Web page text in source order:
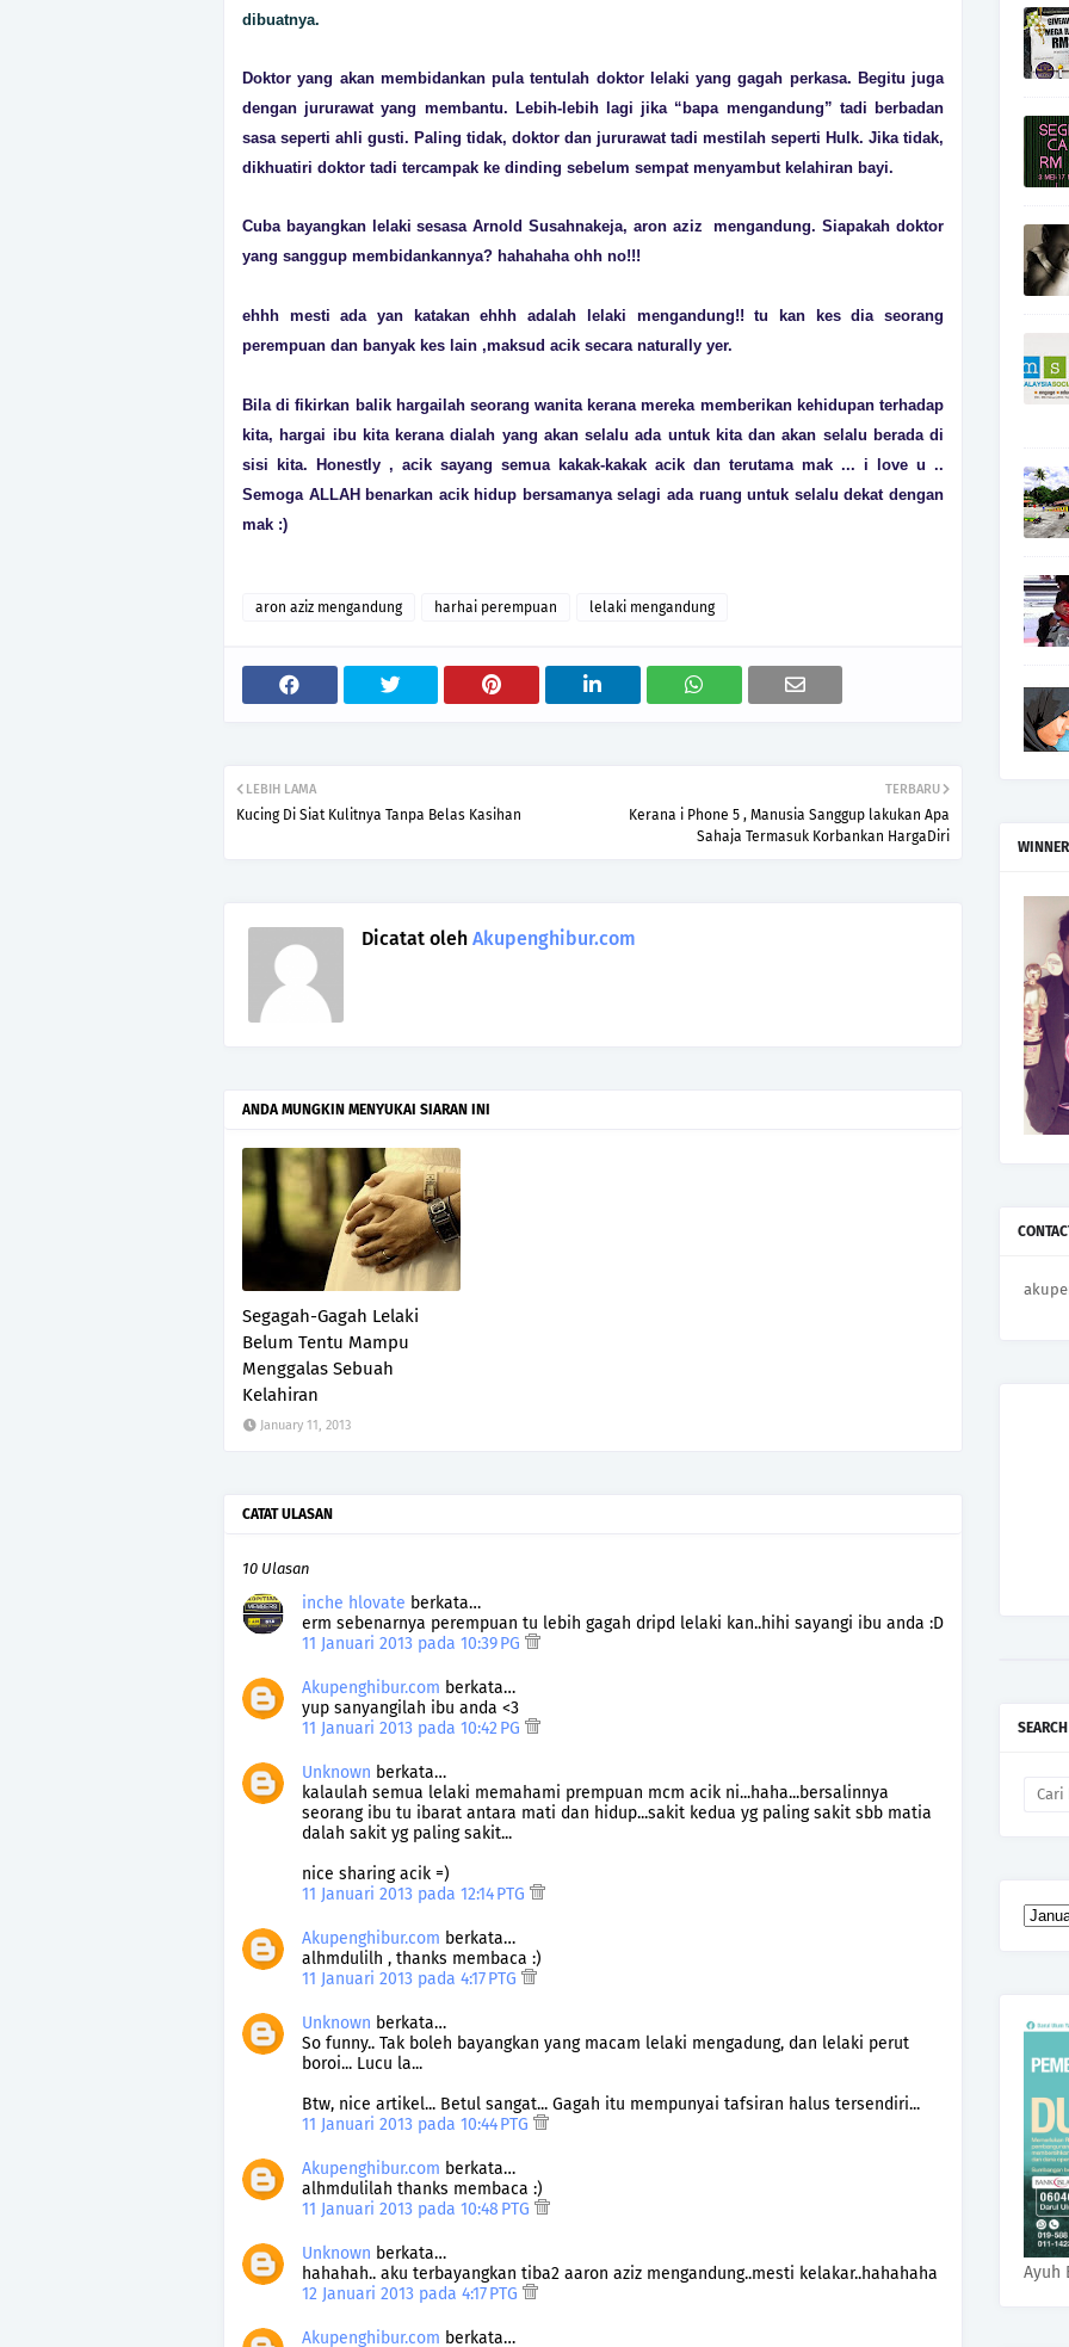
dibuatnya.
Doktor yang akan membidankan pula tentulah doktor lelaki yang gagah perkasa. Begitu juga
dengan jururawat yang membantu. Lebih-lebih lagi jika “bapa mengandung” tadi berbadan
sasa seperti ahli gusti. Paling tidak, doktor dan jururawat tadi mestilah seperti Hulk. Jika tidak,
dikhuatiri doktor tadi tercampak ke dinding sebelum sempat menyambut kelahiran bayi.
Cuba bayangkan lelaki sesasa Arnold Susahnakeja, aron aziz mengandung. Siapakah doktor
yang sanggup membidankannya? hahahaha ohh no!!!
ehhh mesti ada yan katakan ehhh adalah lelaki mengandung!! tu kan kes dia seorang
perempuan dan banyak kes lain ,maksud acik secara naturally yer.
Bila di fikirkan balik hargailah seorang wanita kerana mereka memberikan kehidupan terhadap
kita, hargai ibu kita kerana dialah yang akan selalu ada untuk kita dan akan selalu berada di
sisi kita. Honestly , acik sayang semua kakak-kakak acik dan terutama mak ... i love u ..
Semoga ALLAH benarkan acik hidup bersamanya selagi ada ruang untuk selalu dekat dengan
mak :)
aron aziz mengandung harhai perempuan lelaki mengandung
TERBARU
Kerana i Phone 5 , Manusia Sanggup lakukan Apa
Sahaja Termasuk Korbankan HargaDiri
LEBIH LAMA
Kucing Di Siat Kulitnya Tanpa Belas Kasihan
Dicatat oleh Akupenghibur.com
ANDA MUNGKIN MENYUKAI SIARAN INI
Segagah-Gagah Lelaki
Belum Tentu Mampu
Menggalas Sebuah
Kelahiran
January 11, 2013
CATAT ULASAN
10 Ulasan
inche hlovate berkata…
erm sebenarnya perempuan tu lebih gagah dripd lelaki kan..hihi sayangi ibu anda :D
11 Januari 2013 pada 10:39 PG
Akupenghibur.com berkata…
yup sanyangilah ibu anda <3
11 Januari 2013 pada 10:42 PG
Unknown berkata…
kalaulah semua lelaki memahami prempuan mcm acik ni...haha...bersalinnya
seorang ibu tu ibarat antara mati dan hidup...sakit kedua yg paling sakit sbb matia
dalah sakit yg paling sakit...
nice sharing acik =)
11 Januari 2013 pada 12:14 PTG
Akupenghibur.com berkata…
alhmdulilh , thanks membaca :)
11 Januari 2013 pada 4:17 PTG
Unknown berkata…
So funny.. Tak boleh bayangkan yang macam lelaki mengadung, dan lelaki perut
boroi... Lucu la...
Btw, nice artikel... Betul sangat... Gagah itu mempunyai tafsiran halus tersendiri...
11 Januari 2013 pada 10:44 PTG
Akupenghibur.com berkata…
alhmdulilah thanks membaca :)
11 Januari 2013 pada 10:48 PTG
Unknown berkata…
hahahah.. aku terbayangkan tiba2 aaron aziz mengandung..mesti kelakar..hahahaha
12 Januari 2013 pada 4:17 PTG
Akupenghibur.com berkata…
Ayuh